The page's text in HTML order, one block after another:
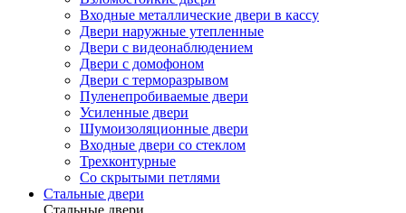
Входные металлические двери в кассу
Двери наружные утепленные
Двери с видеонаблюдением
Двери с домофоном
Двери с терморазрывом
Пуленепробиваемые двери
Усиленные двери
Шумоизоляционные двери
Входные двери со стеклом
Трехконтурные
Со скрытыми петлями
Стальные двери